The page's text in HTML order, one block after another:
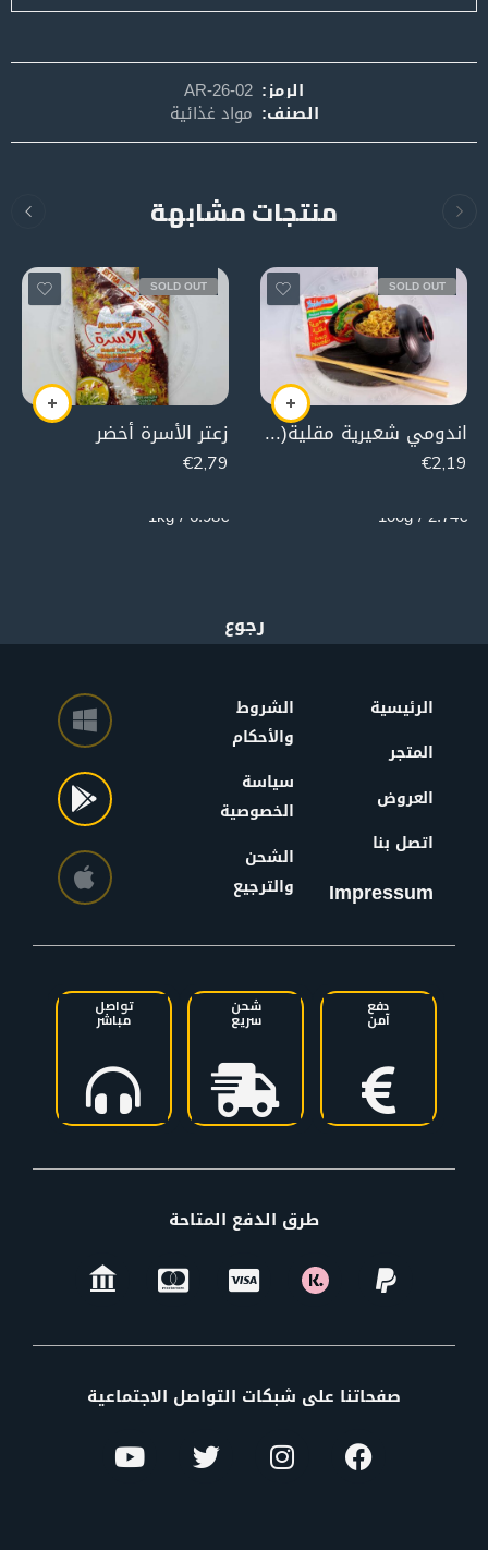
الرمز: AR-26-02
الصنف: مواد غذائية
منتجات مشابهة
SOLD OUT
اندومي شعيرية مقلية( 4 قطع)
€2,19
2.74€ / 100g
SOLD OUT
زعتر الأسرة أخضر
€2,79
6.98€ / 1kg
الرئيسية
المتجر
العروض
اتصل بنا
Impressum
الشروط
والأحكام
سياسة
الخصوصية
الشحن
والترجيع
دفع
آمن
شحن
سريع
تواصل
مباشر
طرق الدفع المتاحة
صفحاتنا على شبكات التواصل الاجتماعية